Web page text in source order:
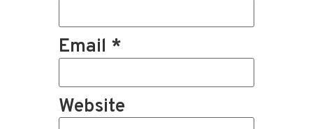
Email *
Website